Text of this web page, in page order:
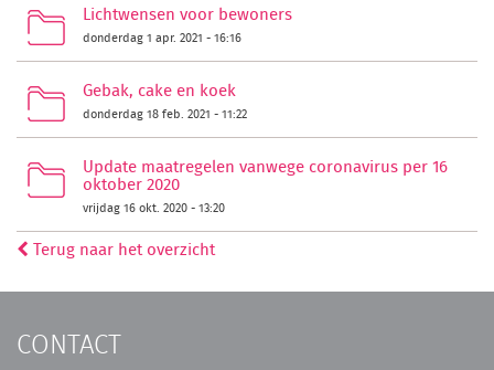
Lichtwensen voor bewoners
donderdag 1 apr. 2021 - 16:16
Gebak, cake en koek
donderdag 18 feb. 2021 - 11:22
Update maatregelen vanwege coronavirus per 16
oktober 2020
vrijdag 16 okt. 2020 - 13:20
Terug naar het overzicht
CONTACT